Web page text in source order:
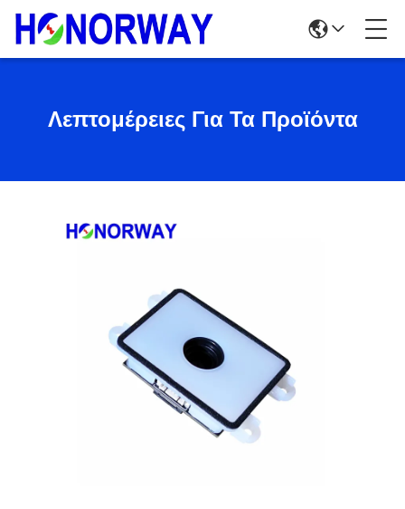
Λεπτομέρειες Για Τα Προϊόντα